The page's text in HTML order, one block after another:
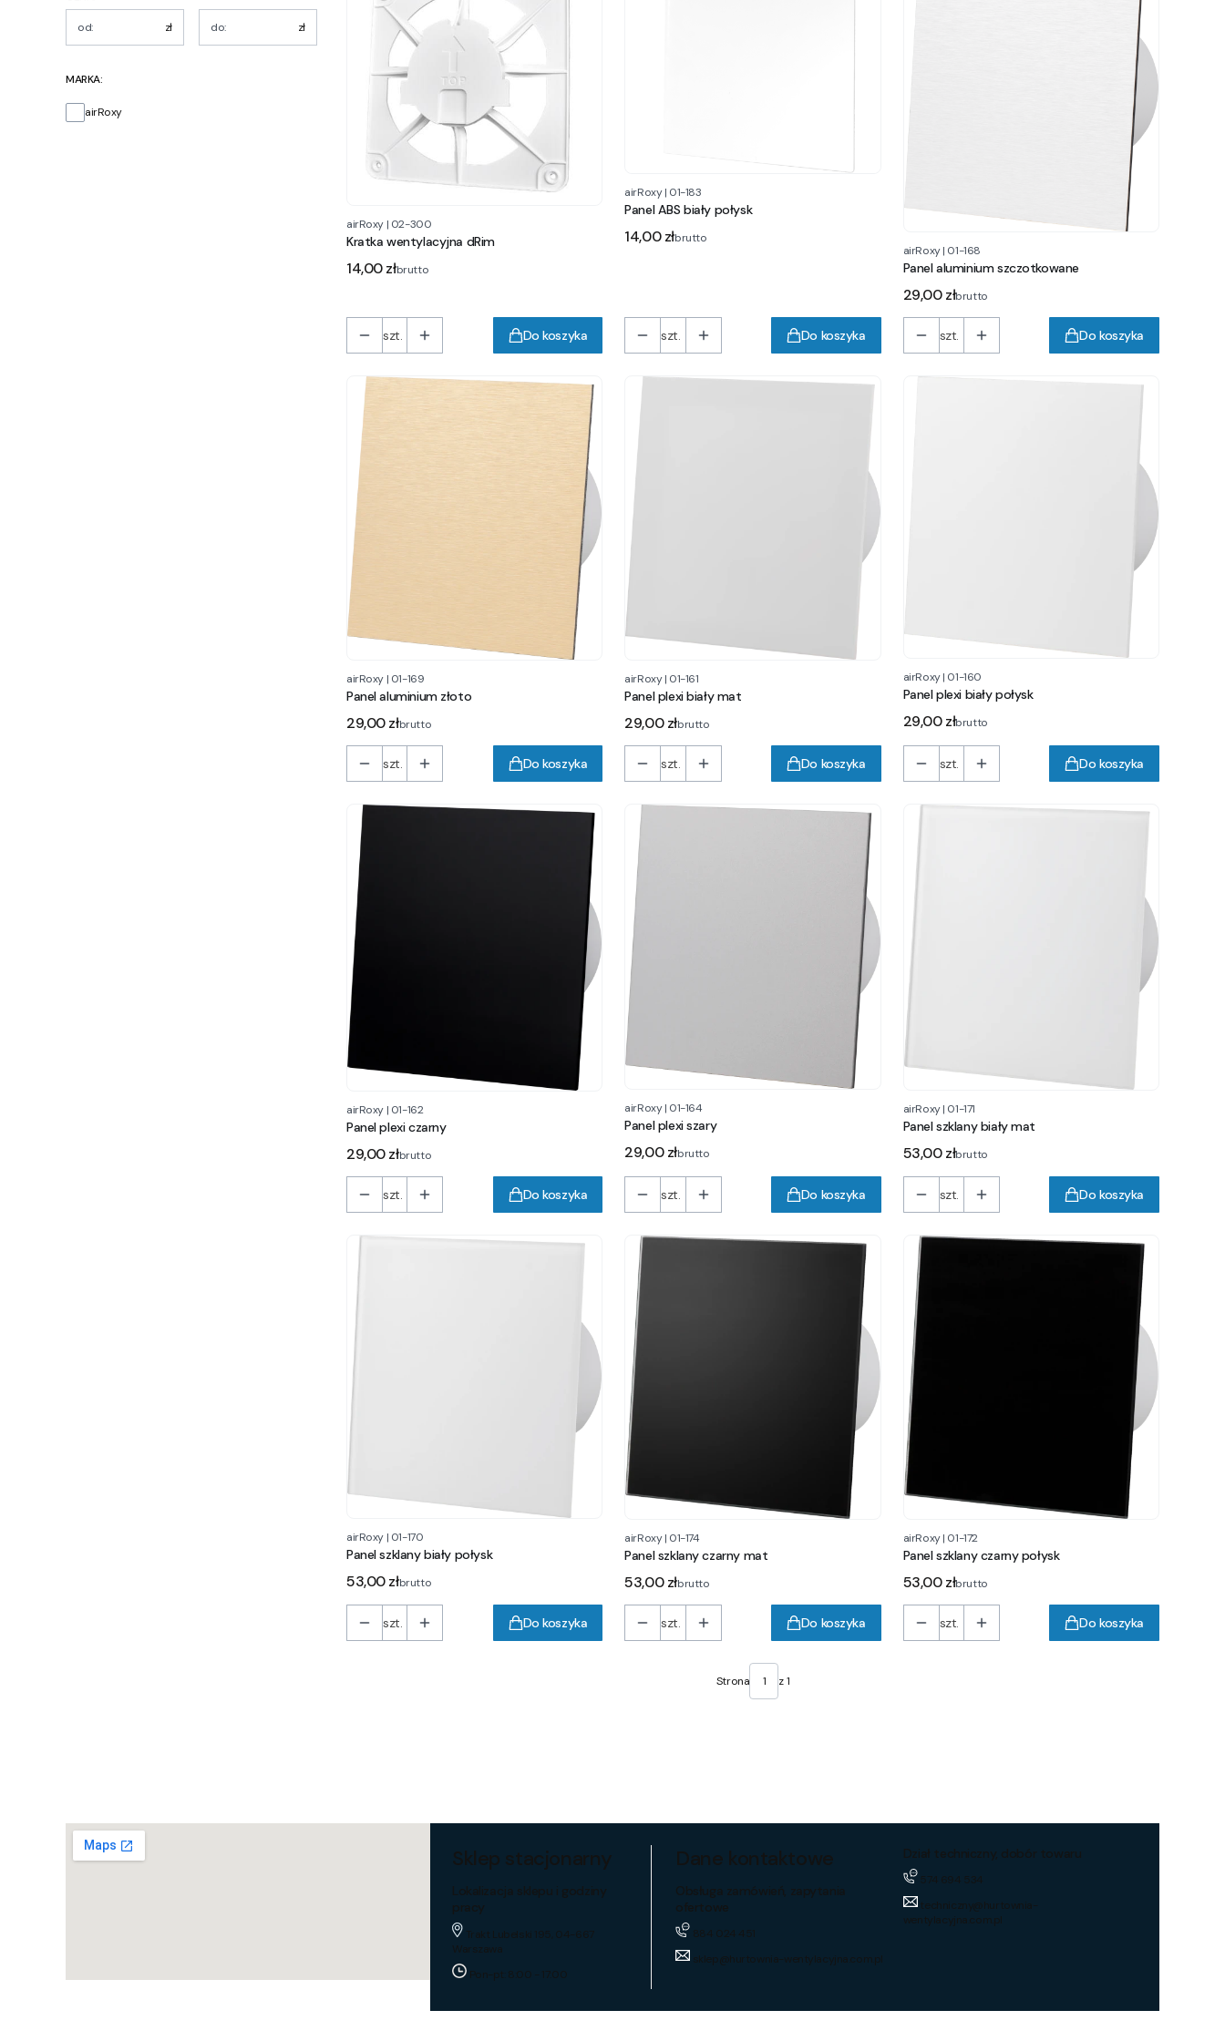
zł zł
MARKA:
MarkaairRoxy
airRoxy | 02-300
Kratka wentylacyjna dRim
Cena
14,00 złbrutto
szt. Do koszyka
airRoxy| 01-183
Panel ABS biały połysk
Cena
14,00 złbrutto
szt. Do koszyka
airRoxy| 01-168
Panel aluminium szczotkowane
Cena
29,00 złbrutto
szt. Do koszyka
airRoxy | 01-169
Panel aluminium złoto
Cena
29,00 złbrutto
szt. Do koszyka
airRoxy| 01-161
Panel plexi biały mat
Cena
29,00 złbrutto
szt. Do koszyka
airRoxy| 01-160
Panel plexi biały połysk
Cena
29,00 złbrutto
szt. Do koszyka
airRoxy | 01-162
Panel plexi czarny
Cena
29,00 złbrutto
szt. Do koszyka
airRoxy| 01-164
Panel plexi szary
Cena
29,00 złbrutto
szt. Do koszyka
airRoxy| 01-171
Panel szklany biały mat
Cena
53,00 złbrutto
szt. Do koszyka
airRoxy | 01-170
Panel szklany biały połysk
Cena
53,00 złbrutto
szt. Do koszyka
airRoxy| 01-174
Panel szklany czarny mat
Cena
53,00 złbrutto
szt. Do koszyka
airRoxy| 01-172
Panel szklany czarny połysk
Cena
53,00 złbrutto
szt. Do koszyka
Strona z 1
Sklep stacjonarny
Lokalizacja sklepu i godziny
pracy
Trakt Lubelski 195, 04-667
Warszawa
Pon-pt: 8:00 - 17:00
Dane kontaktowe
Obsługa zamówień, zapytania
ofertowe
884 024 451
sklep@hurtownia-wentylacyjna.com.pl
Dział techniczny, dobór towaru
574 694 534
techniczny@hurtownia-
wentylacyjna.com.pl